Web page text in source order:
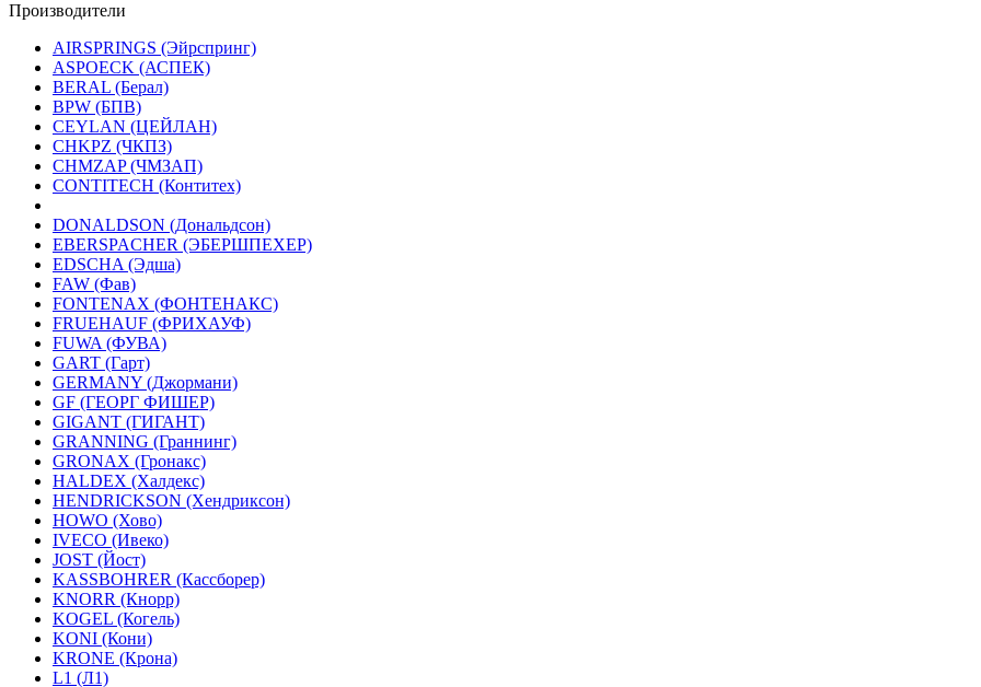
Производители
AIRSPRINGS (Эйрспринг)
ASPOECK (АСПЕК)
BERAL (Берал)
BPW (БПВ)
CEYLAN (ЦЕЙЛАН)
CHKPZ (ЧКПЗ)
CHMZAP (ЧМЗАП)
CONTITECH (Контитех)
DONALDSON (Дональдсон)
EBERSPACHER (ЭБЕРШПЕХЕР)
EDSCHA (Эдша)
FAW (Фав)
FONTENAX (ФОНТЕНАКС)
FRUEHAUF (ФРИХАУФ)
FUWA (ФУВА)
GART (Гарт)
GERMANY (Джормани)
GF (ГЕОРГ ФИШЕР)
GIGANT (ГИГАНТ)
GRANNING (Граннинг)
GRONAX (Гронакс)
HALDEX (Халдекс)
HENDRICKSON (Хендриксон)
HOWO (Хово)
IVECO (Ивеко)
JOST (Йост)
KASSBOHRER (Касcборер)
KNORR (Кнорр)
KOGEL (Когель)
KONI (Кони)
KRONE (Крона)
L1 (Л1)